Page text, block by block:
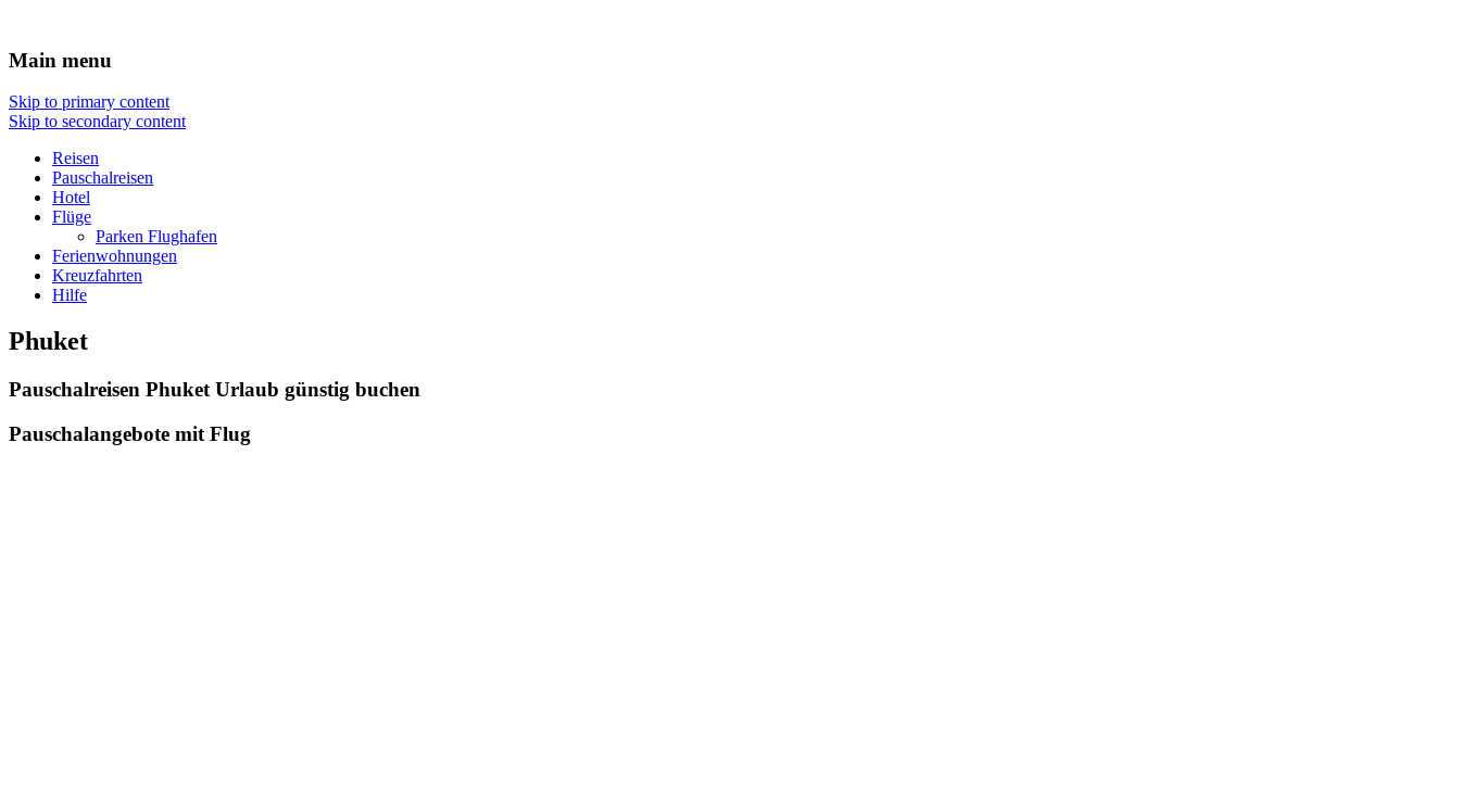
Reisen Hotel Flug
Main menu
Skip to primary content
Skip to secondary content
Reisen
Pauschalreisen
Hotel
Flüge
Parken Flughafen
Ferienwohnungen
Kreuzfahrten
Hilfe
Phuket
Pauschalreisen Phuket Urlaub günstig buchen
Pauschalangebote mit Flug